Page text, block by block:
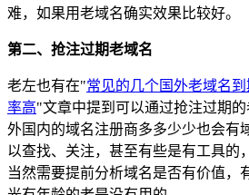
难，如果用老域名确实效果比较好。
第二、抢注过期老域名
老左也有在"常见的几个国外老域名
率高"文章中提到可以通过抢注过期
外国内的域名注册商多多少少也会有
以查找、关注，甚至有些是有工具的
当然需要提前分析域名是否有价值，